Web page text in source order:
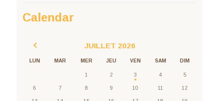
Calendar
JUILLET 2026
LUN MAR MER JEU VEN SAM DIM
1 2 3 4 5
6 7 8 9 10 11 12